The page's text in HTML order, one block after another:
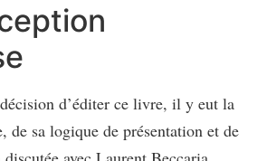
d’éditer ce livre, il y eut la
de sa logique de présentation et de